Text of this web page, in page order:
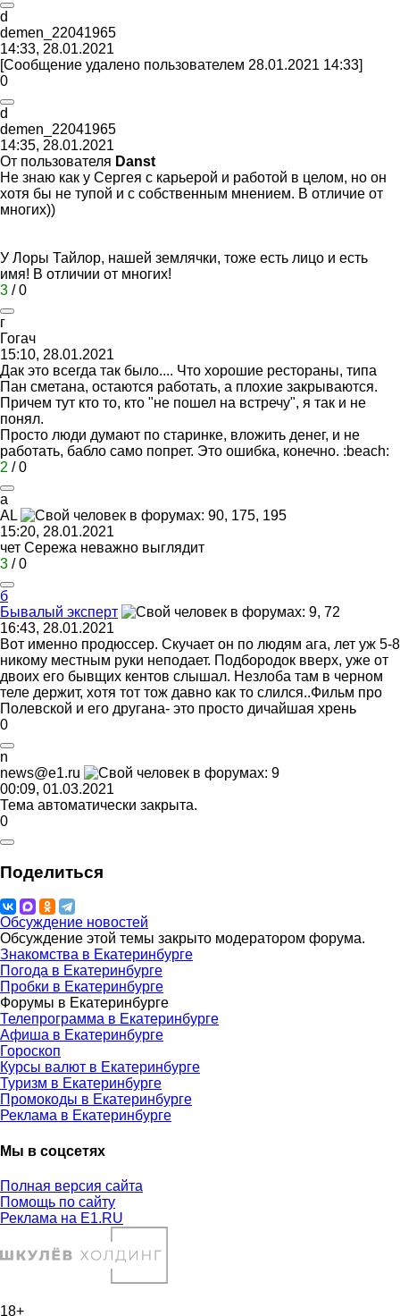
d
demen_22041965
14:33, 28.01.2021
[Сообщение удалено пользователем 28.01.2021 14:33]
0
d
demen_22041965
14:35, 28.01.2021
От пользователя Danst
Не знаю как у Сергея с карьерой и работой в целом, но он
хотя бы не тупой и с собственным мнением. В отличие от
многих))
У Лоры Тайлор, нашей землячки, тоже есть лицо и есть
имя! В отличии от многих!
3 /0
г
Гогач
15:10, 28.01.2021
Дак это всегда так было.... Что хорошие рестораны, типа
Пан сметана, остаются работать, а плохие закрываются.
Причем тут кто то, кто "не пошел на встречу", я так и не
понял.
Просто люди думают по старинке, вложить денег, и не
работать, бабло само попрет. Это ошибка, конечно. :beach:
2 /0
а
АL
15:20, 28.01.2021
чет Сережа неважно выглядит
3 /0
б
Бывалый эксперт
16:43, 28.01.2021
Вот именно продюссер. Скучает он по людям ага, лет уж 5-8
никому местным руки неподает. Подбородок вверх, уже от
двоих его бывщих кентов слышал. Незлоба там в черном
теле держит, хотя тот тож давно как то слился..Фильм про
Полевской и его другана- это просто дичайшая хрень
0
n
news@e1.ru
00:09, 01.03.2021
Тема автоматически закрыта.
0
Поделиться
Обсуждение новостей
Обсуждение этой темы закрыто модератором форума.
Знакомства в Екатеринбурге
Погода в Екатеринбурге
Пробки в Екатеринбурге
Форумы в Екатеринбурге
Телепрограмма в Екатеринбурге
Афиша в Екатеринбурге
Гороскоп
Курсы валют в Екатеринбурге
Туризм в Екатеринбурге
Промокоды в Екатеринбурге
Реклама в Екатеринбурге
Мы в соцсетях
Полная версия сайта
Помощь по сайту
Реклама на E1.RU
18+